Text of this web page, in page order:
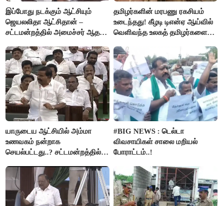
இப்போது நடக்கும் ஆட்சியும்
ஜெயலலிதா ஆட்சிதான் –
சட்டமன்றத்தில் அமைச்சர் ஆதவ்
தமிழர்களின் மரபணு ரகசியம்
உடைந்தது! கீழடி டிஎன்ஏ ஆய்வில்
வெளிவந்த உலகத் தமிழர்களை
யாருடைய ஆட்சியில் அம்மா
உணவகம் நன்றாக
செயல்பட்டது..? சட்டமன்றத்தில்
#BIG NEWS : டெல்டா
விவசாயிகள் சாலை மறியல்
போராட்டம்..!